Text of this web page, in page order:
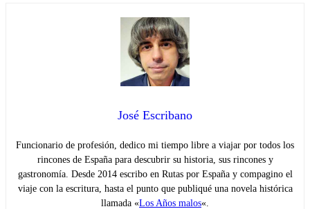
José Escribano
Funcionario de profesión, dedico mi tiempo libre a viajar por todos los
rincones de España para descubrir su historia, sus rincones y
gastronomía. Desde 2014 escribo en Rutas por España y compagino el
viaje con la escritura, hasta el punto que publiqué una novela histórica
llamada «Los Años malos«.